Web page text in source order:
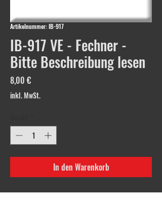
Artikelnummer: IB-917
IB-917 VE - Fechner -
Bitte Beschreibung lesen
8,00 €Preis
inkl. MwSt.
In den Warenkorb
1x Emblem IB-917 VE - Fechner